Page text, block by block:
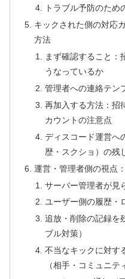
トラブル予防のため
キックされた側の対応
方法
まず確認すること：
うなっているか
管理者への連絡テン
再加入する方法：招
カウントの注意点
ディスコード運営へ
歴・スクショ）の残
運営・管理者側の視点
サーバー管理者が見
ユーザー側の履歴・
追放・削除の記録を
ブル対策）
不当なキックに対す
（相手・コミュニテ